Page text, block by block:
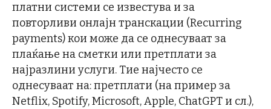
платни системи се известува и за
повторливи онлајн транскации (Recurring
payments) кои може да се однесуваат за
плаќање на сметки или претплати за
најразлини услуги. Тие најчесто се
однесуваат на: претплати (на пример за
Netflix, Spotify, Microsoft, Apple, ChatGPT и сл.),